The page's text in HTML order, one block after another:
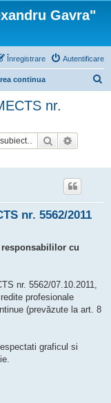
Gavra"
Autentificare
Înregistrare
continua
nr.
Căutare
nr. 5562/2011
cu
nr. 5562/07.10.2011,
profesionale
(prevăzute la art. 8
graficul si